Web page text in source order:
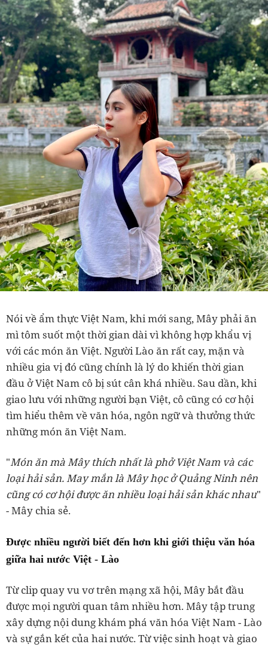
Nói về ẩm thực Việt Nam, khi mới sang, Mây phải ăn
mì tôm suốt một thời gian dài vì không hợp khẩu vị
với các món ăn Việt. Người Lào ăn rất cay, mặn và
nhiều gia vị đó cũng chính là lý do khiến thời gian
đầu ở Việt Nam cô bị sút cân khá nhiều. Sau dần, khi
giao lưu với những người bạn Việt, cô cũng có cơ hội
tìm hiểu thêm về văn hóa, ngôn ngữ và thưởng thức
những món ăn Việt Nam.
"Món ăn mà Mây thích nhất là phở Việt Nam và các
loại hải sản. May mắn là Mây học ở Quảng Ninh nên
cũng có cơ hội được ăn nhiều loại hải sản khác nhau"
- Mây chia sẻ.
Được nhiều người biết đến hơn khi giới thiệu văn hóa
giữa hai nước Việt - Lào
Từ clip quay vu vơ trên mạng xã hội, Mây bắt đầu
được mọi người quan tâm nhiều hơn. Mây tập trung
xây dựng nội dung khám phá văn hóa Việt Nam - Lào
và sự gắn kết của hai nước. Từ việc sinh hoạt và giao